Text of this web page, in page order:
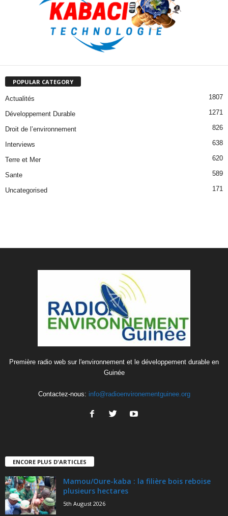
POPULAR CATEGORY
Actualités 1807
Développement Durable 1271
Droit de l’environnement 826
Interviews 638
Terre et Mer 620
Sante 589
Uncategorised 171
Première radio web sur l'environnement et le développement durable en
Guinée
Contactez-nous: info@radioenvironementguinee.org
ENCORE PLUS D'ARTICLES
Mamou/Oure-kaba : la filière bois reboise
plusieurs hectares
5th August 2026